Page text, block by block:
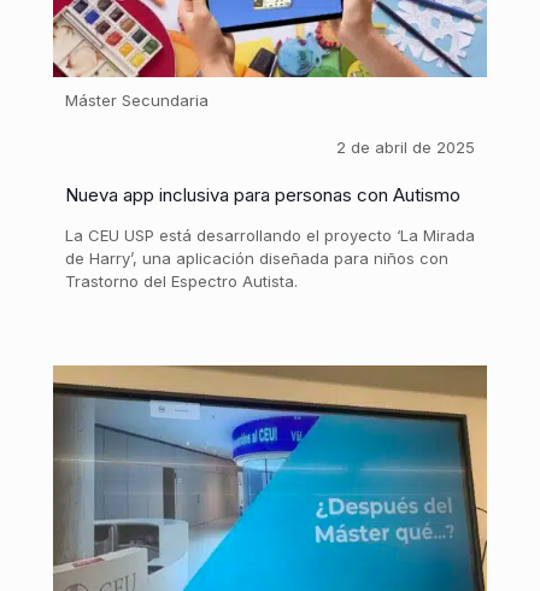
Máster Secundaria
2 de abril de 2025
Nueva app inclusiva para personas con Autismo
La CEU USP está desarrollando el proyecto ‘La Mirada
de Harry’, una aplicación diseñada para niños con
Trastorno del Espectro Autista.